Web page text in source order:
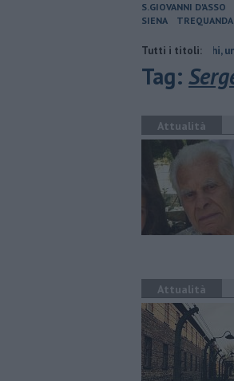
S.GIOVANNI D'ASSO
SIENA
TREQUANDA
Tutti i titoli:
Incendi nei boschi, un'altra
Tag:
Attualità
Attualità